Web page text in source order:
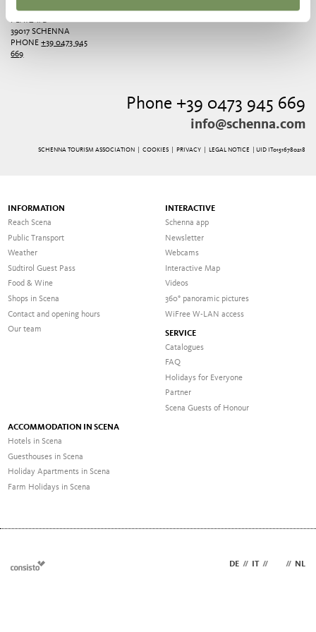
ERZHERZOG JOHANN
PLATZ 1/D
39017 SCHENNA
PHONE+39 0473 945
669
Phone +39 0473 945 669
info@schenna.com
SCHENNA TOURISM ASSOCIATION | COOKIES| PRIVACY| LEGAL NOTICE | UID IT01516780218
INFORMATION
Reach Scena
Public Transport
Weather
Südtirol Guest Pass
Food & Wine
Shops in Scena
Contact and opening hours
Our team
INTERACTIVE
Schenna app
Newsletter
Webcams
Interactive Map
Videos
360° panoramic pictures
WiFree W-LAN access
SERVICE
Catalogues
FAQ
Holidays for Everyone
Partner
Scena Guests of Honour
ACCOMMODATION IN SCENA
Hotels in Scena
Guesthouses in Scena
Holiday Apartments in Scena
Farm Holidays in Scena
DE // // // NL